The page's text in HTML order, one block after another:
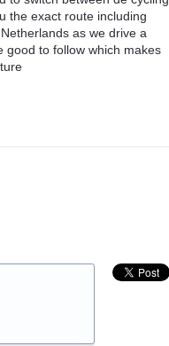
the exact route including
as we drive a
good to follow which makes